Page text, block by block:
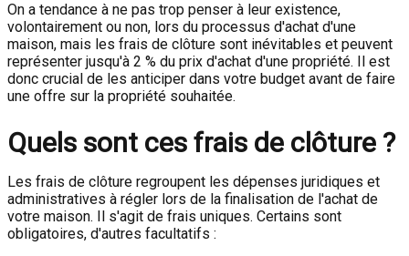
On a tendance à ne pas trop penser à leur existence,
volontairement ou non, lors du processus d'achat d'une
maison, mais les frais de clôture sont inévitables et peuvent
représenter jusqu'à 2 % du prix d'achat d'une propriété. Il est
donc crucial de les anticiper dans votre budget avant de faire
une offre sur la propriété souhaitée.
Quels sont ces frais de clôture ?
Les frais de clôture regroupent les dépenses juridiques et
administratives à régler lors de la finalisation de l'achat de
votre maison. Il s'agit de frais uniques. Certains sont
obligatoires, d'autres facultatifs :